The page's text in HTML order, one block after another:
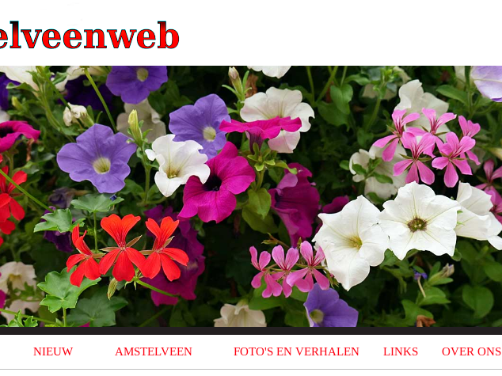
NIEUW AMSTELVEEN FOTO'S EN VERHALEN LINKS OVER ONS